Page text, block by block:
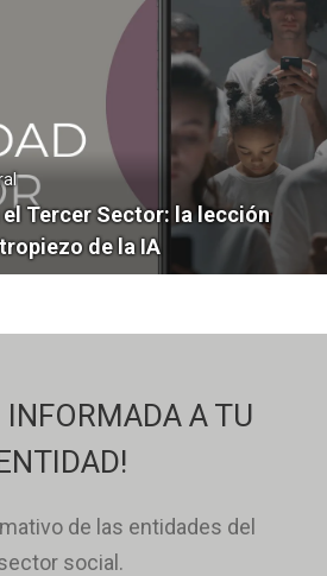
Tercer Sector: la lección
de la IA
INFORMADA A TU
de las entidades del
social.